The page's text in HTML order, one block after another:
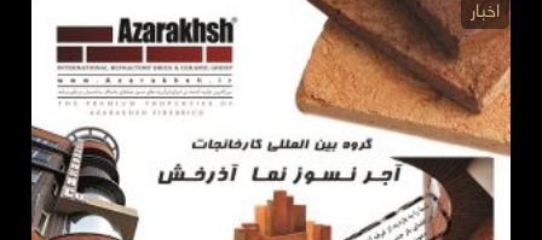
اخبار